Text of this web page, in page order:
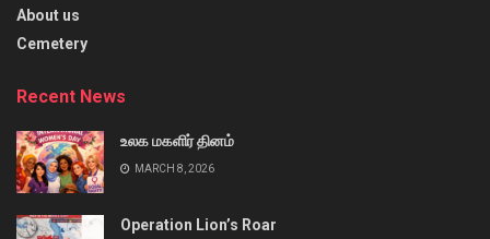
About us
Cemetery
Recent News
உலக மகளிர் தினம்
MARCH 8, 2026
Operation Lion’s Roar